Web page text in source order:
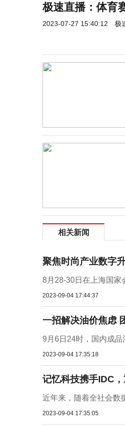
极速直播：体育
2023-07-27 15:40:12 极
相关新闻
聚焦时尚产业数字
8月28-30日在上海国家
2023-09-04 17:44:37
一招解决油价焦虑
9月6日24时，国内成
2023-09-04 17:35:18
记忆科技携手IDC
近年来，随着全社会数
2023-09-04 17:35:05